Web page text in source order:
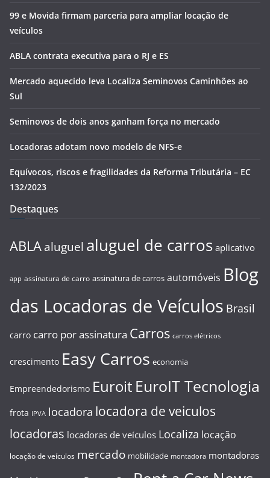
99 e Movida firmam parceria para ampliar locação de
veículos
ABLA contrata executiva para o RJ e ES
Mercado aquecido leva Localiza Seminovos Caminhões ao
Sul
Seminovos de dois anos ganham força no mercado
Locadoras adotam novo modelo de NFS-e
Equívocos, riscos e fragilidades da Reforma Tributária – EC
132/2023
Destaques
ABLA aluguel aluguel de carros aplicativo
app assinatura de carro assinatura de carros automóveis Blog
das Locadoras de Veículos Brasil
carro carro por assinatura Carros carros elétricos
crescimento Easy Carros economia
Empreendedorismo Euroit EuroIT Tecnologia
frota IPVA locadora locadora de veiculos
locadoras locadoras de veículos Localiza locação
locação de veículos mercado mobilidade montadora montadoras